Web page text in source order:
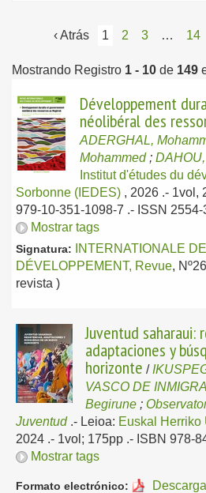
‹ Atrás 1 2 3 … 14
Mostrando Registro 1 - 10 de 149
Développement
néolibéral des
ADERGHAL,
Mohammed;
Institut d'études du
Sorbonne (IEDES) , 2026 .- 1vol,
979-10-351-1098-7 .- ISSN 2554-
Mostrar tags
Signatura:
INTERNATIONALE
DÉVELOPPEMENT, Revue,
revista )
Juventud saharaui:
adaptaciones y
horizonte /
VASCO DE
Begirune ;
Juventud .- Leioa: Euskal Herriko
2024 .- 1vol; 175pp .- ISBN 978-
Mostrar tags
Formato electrónico: